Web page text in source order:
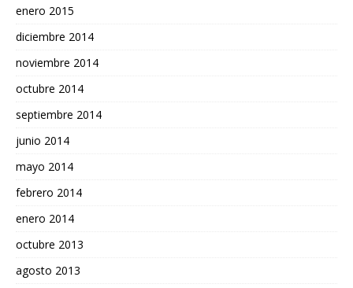
enero 2015
diciembre 2014
noviembre 2014
octubre 2014
septiembre 2014
junio 2014
mayo 2014
febrero 2014
enero 2014
octubre 2013
agosto 2013